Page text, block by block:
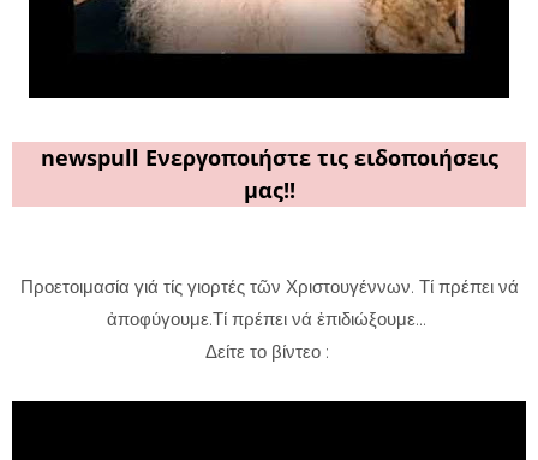
newspull Ενεργοποιήστε τις ειδοποιήσεις
μας!!
Προετοιμασία γιά τίς γιορτές τῶν Χριστουγέννων. Τί πρέπει νά
ἀποφύγουμε.Τί πρέπει νά ἐπιδιώξουμε...
Δείτε το βίντεο :